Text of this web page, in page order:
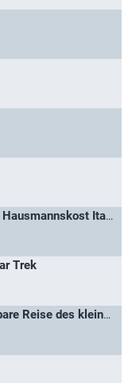
Schuhbecks / Schuhbecks Hausmannskost Italien
Trek
Nils Holgersson / Wunderbare Reise des kleinen Nils Holgersson mit den Wildgänsen